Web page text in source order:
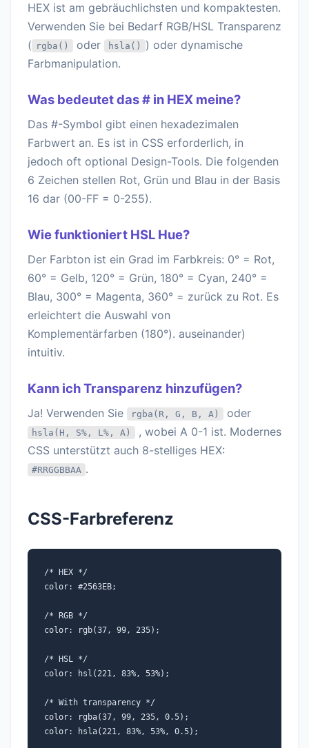
HEX ist am gebräuchlichsten und kompaktesten.
Verwenden Sie bei Bedarf RGB/HSL Transparenz
( rgba() oder hsla()
) oder dynamische
Farbmanipulation.
Was bedeutet das # in HEX meine?
Das #-Symbol gibt einen hexadezimalen
Farbwert an. Es ist in CSS erforderlich, in
jedoch oft optional Design-Tools. Die folgenden
6 Zeichen stellen Rot, Grün und Blau in der Basis
16 dar (00-FF = 0-255).
Wie funktioniert HSL Hue?
Der Farbton ist ein Grad im Farbkreis: 0° = Rot,
60° = Gelb, 120° = Grün, 180° = Cyan, 240° =
Blau, 300° = Magenta, 360° = zurück zu Rot. Es
erleichtert die Auswahl von
Komplementärfarben (180°). auseinander)
intuitiv.
Kann ich Transparenz hinzufügen?
Ja! Verwenden Sie rgba(R, G, B, A) oder
hsla(H, S%, L%, A)
, wobei A 0-1 ist. Modernes
CSS unterstützt auch 8-stelliges HEX:
#RRGGBBAA .
CSS-Farbreferenz
/* HEX */
color: #2563EB;
/* RGB */
color: rgb(37, 99, 235);
/* HSL */
color: hsl(221, 83%, 53%);
/* With transparency */
color: rgba(37, 99, 235, 0.5);
color: hsla(221, 83%, 53%, 0.5);